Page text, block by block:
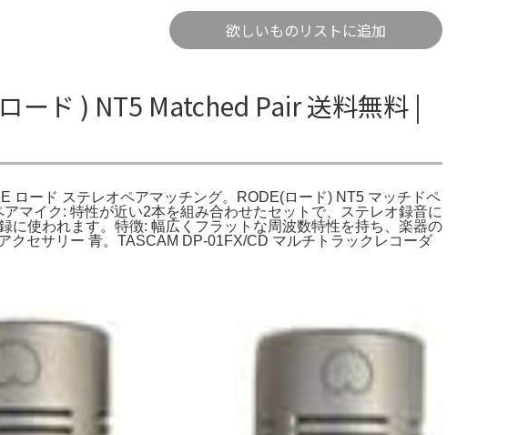
欲しいものリストに追加
ード ) NT5 Matched Pair 送料無料 |
ロード ステレオペアマッチング。RODE(ロード) NT5 マッチドペ
マイク: 特性が近い2本を組み合わせたセットで、ステレオ録音に
使われます。特徴: 幅広くフラットな周波数特性を持ち、楽器の
セサリー 青。TASCAM DP-01FX/CD マルチトラックレコーダ